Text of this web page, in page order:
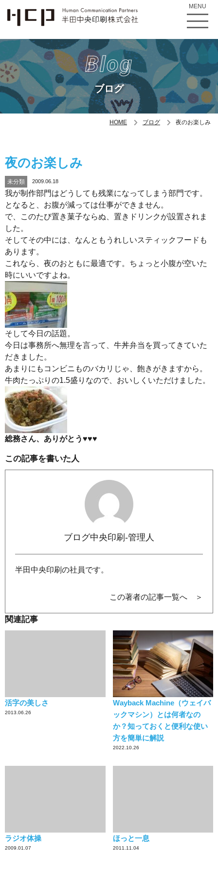
MENU
Blog
ブログ
HOME ブログ 夜のお楽しみ
夜のお楽しみ
未分類 2009.06.18
我が制作部門はどうしても残業になってしまう部門です。
となると、お腹が減っては仕事ができません。
で、このたび置き菓子ならぬ、置きドリンクが設置されま
した。
そしてその中には、なんともうれしいスティックフードも
あります。
これなら、夜のおともに最適です。ちょっと小腹が空いた
時にいいですよね。
そして今日の話題。
今日は事務所へ無理を言って、牛丼弁当を買ってきていた
だきました。
あまりにもコンビニものバカリじゃ、飽きがきますから。
牛肉たっぷりの1.5盛りなので、おいしくいただけました。
総務さん、ありがとう♥♥♥
この記事を書いた人
ブログ中央印刷-管理人
半田中央印刷の社員です。
この著者の記事一覧へ ＞
関連記事
活字の美しさ
2013.06.26
Wayback Machine（ウェイバ
ックマシン）とは何者なの
か？知っておくと便利な使い
方を簡単に解説
2022.10.26
ラジオ体操
2009.01.07
ほっと一息
2011.11.04